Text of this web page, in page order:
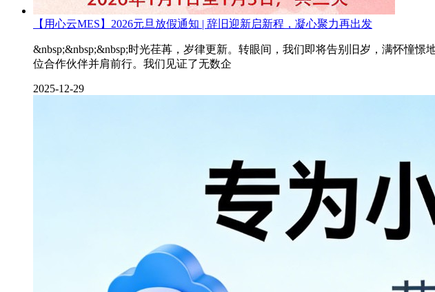
【用心云MES】2026元旦放假通知 | 辞旧迎新启新程，凝心聚力再出发
&nbsp;&nbsp;&nbsp;时光荏苒，岁律更新。转眼间，我们即将告别旧岁，满怀憧
位合作伙伴并肩前行。我们见证了无数企
2025-12-29